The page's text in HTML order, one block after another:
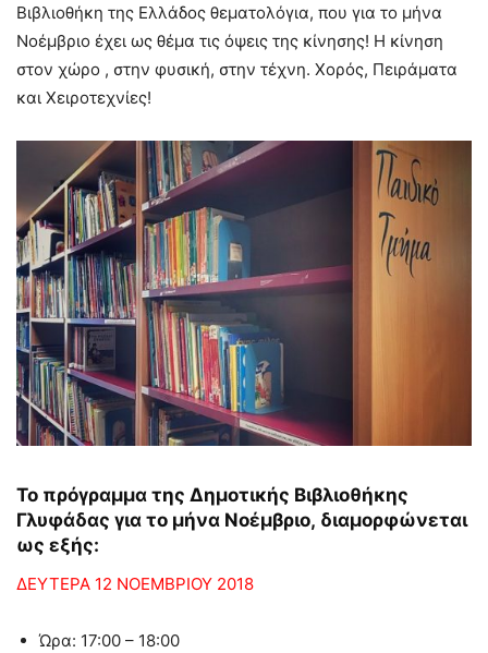
Βιβλιοθήκη της Ελλάδος θεματολόγια, που για το μήνα
Νοέμβριο έχει ως θέμα τις όψεις της κίνησης! Η κίνηση
στον χώρο , στην φυσική, στην τέχνη. Χορός, Πειράματα
και Χειροτεχνίες!
Το πρόγραμμα της Δημοτικής Βιβλιοθήκης
Γλυφάδας για το μήνα Νοέμβριο, διαμορφώνεται
ως εξής:
ΔΕΥΤΕΡΑ 12 ΝΟΕΜΒΡΙΟΥ 2018
Ώρα: 17:00 – 18:00